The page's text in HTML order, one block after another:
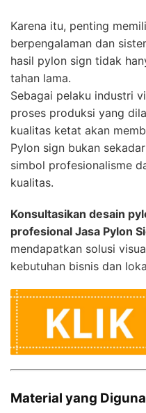
Karena itu, penting
berpengalaman dan
hasil pylon sign tidak
tahan lama.
Sebagai pelaku industri
proses produksi yang
kualitas ketat akan
Pylon sign bukan
simbol profesionalisme
kualitas.
Konsultasikan desain
profesional Jasa Pylon
mendapatkan solusi
kebutuhan bisnis dan
Material yang